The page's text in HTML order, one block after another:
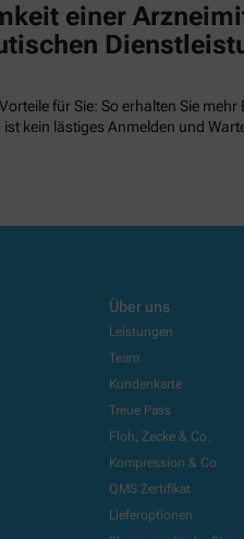
einer
für Sie: So erhalten Sie
kein lästiges Anmelden und
Über uns
Leistungen
Team
Kundenkarte
Treue Pass
Floh, Zecke & Co.
Kompression & Co
QMS Zertifikat
Lieferoptionen